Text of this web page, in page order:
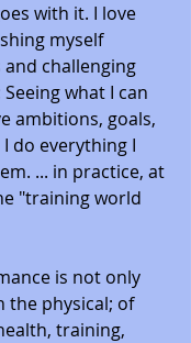
with it. I love
myself
challenging
what I can
ambitions, goals,
do everything I
... in practice, at
"training world
is not only
the physical; of
training,